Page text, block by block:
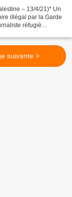
– 13/4/21)* Un
illégal par la Garde
réfugié
suivante >